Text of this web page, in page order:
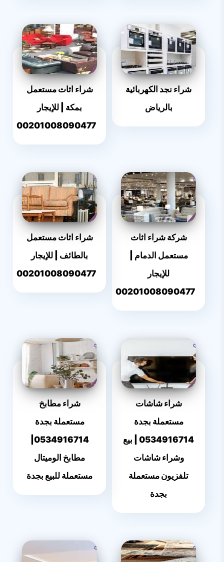
شراء نجد الكهربائية
بالرياض
شراء اثاث مستعمل
بمكة | للإيجار
00201008090477
شركة شراء اثاث
مستعمل الدمام |
للإيجار
00201008090477
شراء اثاث مستعمل
بالطائف | للإيجار
00201008090477
شراء شاشات
مستعملة بجدة
0534916714 | بيع
وشراء شاشات
تلفزيون مستعملة
بجدة
شراء مطابخ
مستعملة بجدة
مطابخ الوميتال
مستعملة للبيع بجدة